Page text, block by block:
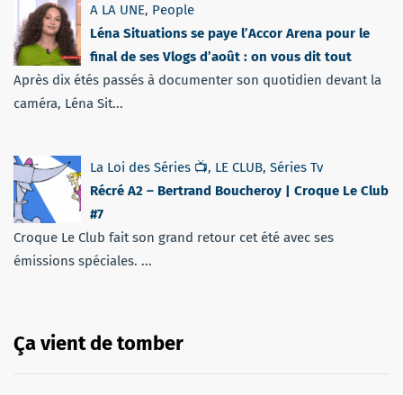
A LA UNE, People
Léna Situations se paye l’Accor Arena pour le
final de ses Vlogs d’août : on vous dit tout
Après dix étés passés à documenter son quotidien devant la
caméra, Léna Sit...
La Loi des Séries 📺, LE CLUB, Séries Tv
Récré A2 – Bertrand Boucheroy | Croque Le Club
#7
Croque Le Club fait son grand retour cet été avec ses
émissions spéciales. ...
Ça vient de tomber